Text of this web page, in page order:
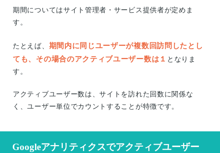
期間についてはサイト管理者・サービス提供者が定めま
す。
たとえば、 期間内に同じユーザーが複数回訪問したとし
ても、その場合のアクティブユーザー数は１ となりま
す。
アクティブユーザー数は、サイトを訪れた回数に関係な
く、ユーザー単位でカウントすることが特徴です。
Googleアナリティクスでアクティブユーザー